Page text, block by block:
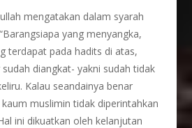
mengatakan dalam syarah
yang menyangka,
terdapat pada hadits di atas,
diangkat- yakni sudah tidak
Kalau seandainya benar
muslimin tidak diperintahkan
ini dikuatkan oleh kelanjutan